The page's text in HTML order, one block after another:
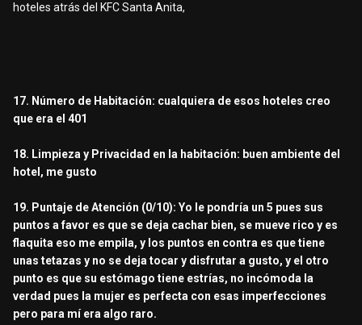
hoteles atrás del KFC Santa Anita,
17. Número de Habitación: cualquiera de esos hoteles creo
que era el 401
18. Limpieza y Privacidad en la habitación: buen ambiente del
hotel, me gusto
19. Puntaje de Atención (0/10): Yo le pondría un 5 pues sus
puntos a favor es que se deja cachar bien, se mueve rico y es
flaquita eso me empila, y los puntos en contra es que tiene
unas tetazas y no se deja tocar y disfrutar a gusto, y el otro
punto es que su estómago tiene estrías, no incómoda la
verdad pues la mujer es perfecta con esas imperfecciones
pero para mí era algo raro.